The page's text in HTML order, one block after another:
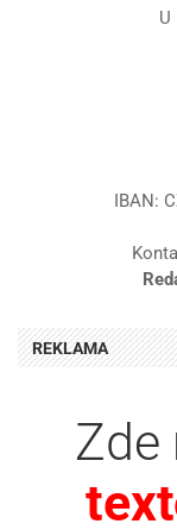
U
IBAN:
REKLAMA
Zde